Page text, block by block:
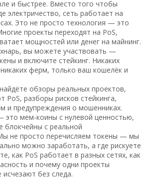
и быстрее. Вместо того чтобы
электричество, сеть работает на
Это не просто технология — это
проекты переходят на PoS,
мощностей или денег на майнинг.
вы можете участвовать —
и включите стейкинг. Никаких
ферм, только ваш кошелёк и
обзоры реальных проектов,
PoS, разборы рисков стейкинга,
и предупреждения о мошенниках.
это мем-коины с нулевой ценностью,
блокчейны с реальной
не просто перечисляем токены — мы
можно заработать, а где рискуете
как PoS работает в разных сетях, как
и почему одни проекты
без следа.